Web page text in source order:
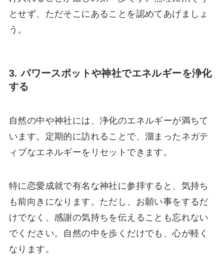
とせず、ただそこにあることを認めてあげましょ
う。
3. パワースポットや神社でエネルギーを浄化
する
自然の中や神社には、浄化のエネルギーが満ちて
います。定期的に訪れることで、溜まったネガテ
ィブなエネルギーをリセットできます。
特に恋愛成就で有名な神社に参拝すると、気持ち
も前向きになります。ただし、お願い事をするだ
けでなく、感謝の気持ちを伝えることも忘れない
でください。自然の中を歩くだけでも、心が軽く
なります。